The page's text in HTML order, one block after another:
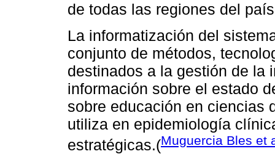
de todas las regiones del
La informatización del
conjunto de métodos,
destinados a la gestión de la
información sobre el estado
sobre educación en ciencias
utiliza en epidemiología
estratégicas.(Muguercia Bles et